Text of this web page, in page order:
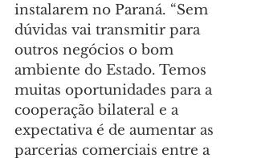
instalarem no Paraná. “Sem
dúvidas vai transmitir para
outros negócios o bom
ambiente do Estado. Temos
muitas oportunidades para a
cooperação bilateral e a
expectativa é de aumentar as
parcerias comerciais entre a